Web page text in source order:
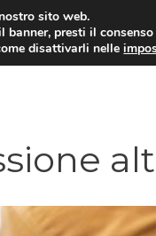
sito web.
presti il
disattivarli nelle